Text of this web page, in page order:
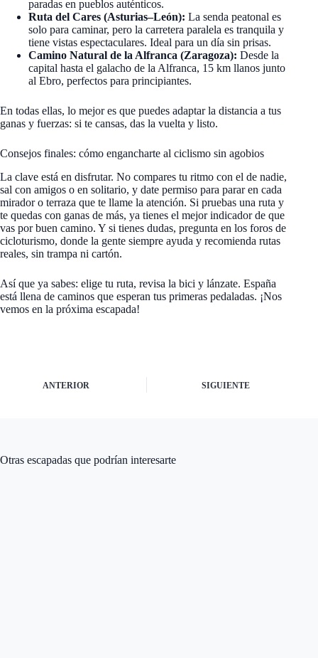
paradas en pueblos auténticos.
Ruta del Cares (Asturias–León): La senda peatonal es
solo para caminar, pero la carretera paralela es tranquila y
tiene vistas espectaculares. Ideal para un día sin prisas.
Camino Natural de la Alfranca (Zaragoza): Desde la
capital hasta el galacho de la Alfranca, 15 km llanos junto
al Ebro, perfectos para principiantes.
En todas ellas, lo mejor es que puedes adaptar la distancia a tus
ganas y fuerzas: si te cansas, das la vuelta y listo.
Consejos finales: cómo engancharte al ciclismo sin agobios
La clave está en disfrutar. No compares tu ritmo con el de nadie,
sal con amigos o en solitario, y date permiso para parar en cada
mirador o terraza que te llame la atención. Si pruebas una ruta y
te quedas con ganas de más, ya tienes el mejor indicador de que
vas por buen camino. Y si tienes dudas, pregunta en los foros de
cicloturismo, donde la gente siempre ayuda y recomienda rutas
reales, sin trampa ni cartón.
Así que ya sabes: elige tu ruta, revisa la bici y lánzate. España
está llena de caminos que esperan tus primeras pedaladas. ¡Nos
vemos en la próxima escapada!
ANTERIOR SIGUIENTE
Otras escapadas que podrían interesarte